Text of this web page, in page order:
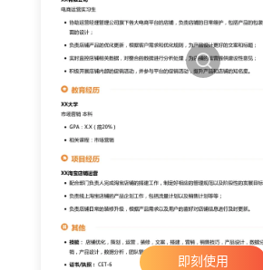
即刻使用